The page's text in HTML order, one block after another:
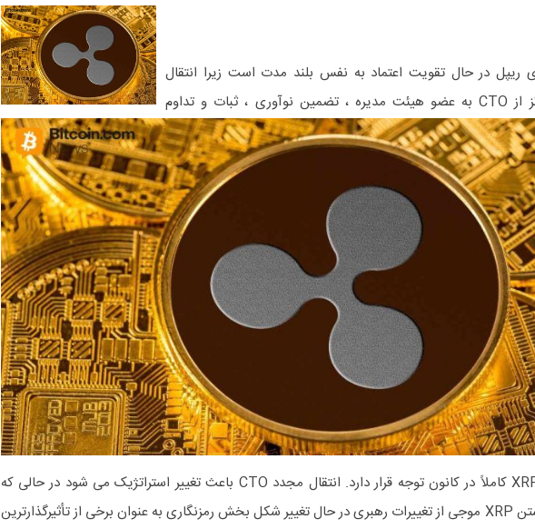
ریپل در حال تقویت اعتماد به نفس بلند مدت است زیرا انتقال
دیوید شوارتز از CTO به عضو هیئت مدیره ، تضمین نوآوری ، ثبات و تداوم
استراتژیک XRP کاملاً در کانون توجه قرار دارد. انتقال مجدد CTO باعث تغییر استراتژیک می شود در حالی که
زنده نگه داشتن XRP موجی از تغییرات رهبری در حال تغییر شکل بخش رمزنگاری به عنوان برخی از تأثیرگذارترین